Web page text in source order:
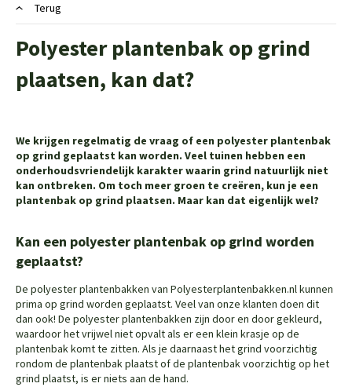
Terug
Polyester plantenbak op grind
plaatsen, kan dat?
We krijgen regelmatig de vraag of een polyester plantenbak
op grind geplaatst kan worden. Veel tuinen hebben een
onderhoudsvriendelijk karakter waarin grind natuurlijk niet
kan ontbreken. Om toch meer groen te creëren, kun je een
plantenbak op grind plaatsen. Maar kan dat eigenlijk wel?
Kan een polyester plantenbak op grind worden
geplaatst?
De polyester plantenbakken van Polyesterplantenbakken.nl kunnen
prima op grind worden geplaatst. Veel van onze klanten doen dit
dan ook! De polyester plantenbakken zijn door en door gekleurd,
waardoor het vrijwel niet opvalt als er een klein krasje op de
plantenbak komt te zitten. Als je daarnaast het grind voorzichtig
rondom de plantenbak plaatst of de plantenbak voorzichtig op het
grind plaatst, is er niets aan de hand.